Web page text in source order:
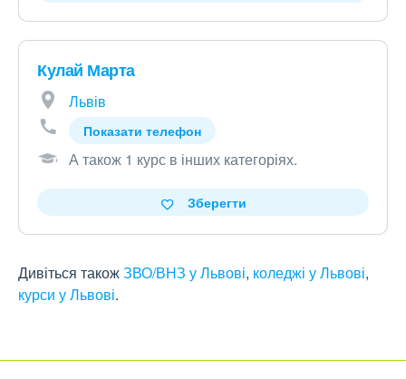
Кулай Марта
Львів
Показати телефон
А також 1 курс в інших категоріях.
Зберегти
Дивіться такожЗВО/ВНЗ у Львові, коледжі у Львові,
курси у Львові.